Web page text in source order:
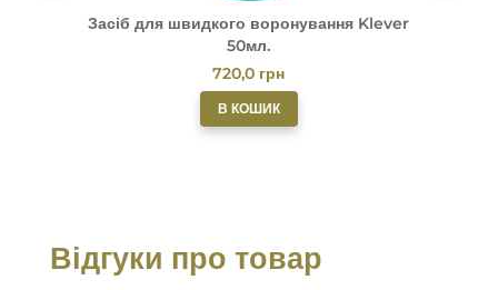
Засіб для швидкого воронування Klever
50мл.
720,0 грн
В КОШИК
Відгуки про товар